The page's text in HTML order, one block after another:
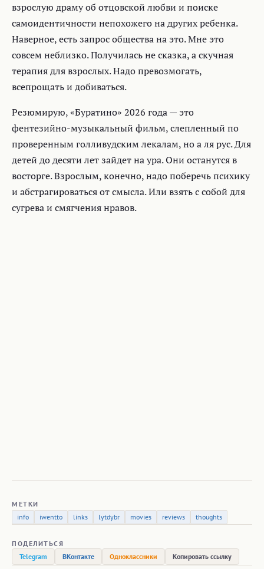
взрослую драму об отцовской любви и поиске
самоидентичности непохожего на других ребенка.
Наверное, есть запрос общества на это. Мне это
совсем неблизко. Получилась не сказка, а скучная
терапия для взрослых. Надо превозмогать,
всепрощать и добиваться.
Резюмирую, «Буратино» 2026 года — это
фентезийно-музыкальный фильм, слепленный по
проверенным голливудским лекалам, но а ля рус. Для
детей до десяти лет зайдет на ура. Они останутся в
восторге. Взрослым, конечно, надо поберечь психику
и абстрагироваться от смысла. Или взять с собой для
сугрева и смягчения нравов.
МЕТКИ
info
iwentto links lytdybr movies reviews thoughts
ПОДЕЛИТЬСЯ
Telegram
ВКонтакте Одноклассники Копировать ссылку